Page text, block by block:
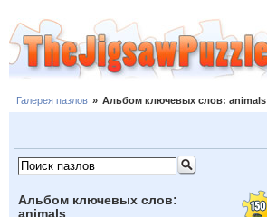
Галерея пазлов » Альбом ключевых слов: animals
Альбом ключевых слов:
animals